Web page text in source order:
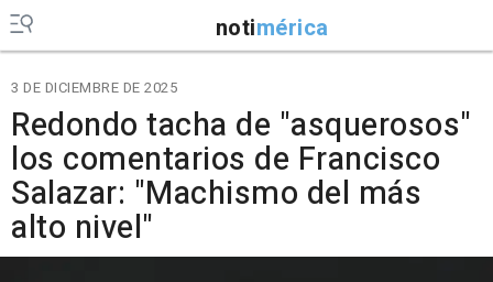
notimérica
3 DE DICIEMBRE DE 2025
Redondo tacha de "asquerosos"
los comentarios de Francisco
Salazar: "Machismo del más
alto nivel"